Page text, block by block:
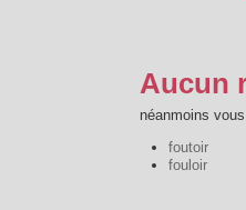
Aucun
néanmoins
foutoir
fouloir